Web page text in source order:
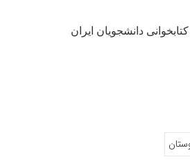
دانشجویان ایران